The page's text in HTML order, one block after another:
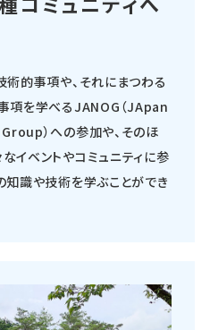
術的事項や、それにまつわる
項を学べるJANOG（JApan
）への参加や、そのほ
イベントやコミュニティに参
知識や技術を学ぶことができ